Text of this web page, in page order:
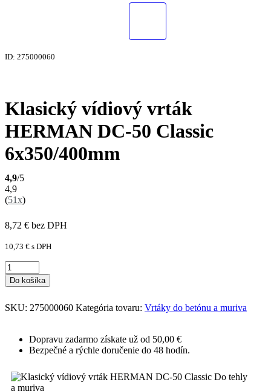
ID: 275000060
Klasický vídiový vrták
HERMAN DC-50 Classic
6x350/400mm
4,9/5
4,9
(51x)
8,72 € bez DPH
10,73 € s DPH
Do košíka
SKU: 275000060 Kategória tovaru: Vrtáky do betónu a muriva
Dopravu zadarmo získate už od 50,00 €
Bezpečné a rýchle doručenie do 48 hodín.